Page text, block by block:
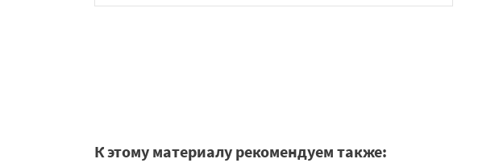
К этому материалу рекомендуем также: